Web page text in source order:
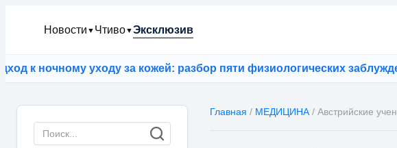
Новости ▼ Чтиво▼Эксклюзив
ночному уходу за кожей: разбор пяти физиологических заблуждений
Главная / МЕДИЦИНА / Австрийские